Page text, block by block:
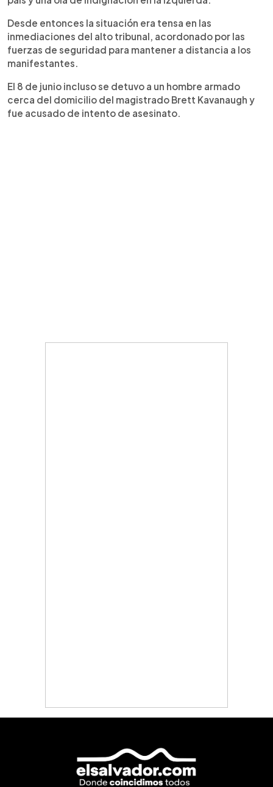
Desde entonces la situación era tensa en las
inmediaciones del alto tribunal, acordonado por las
fuerzas de seguridad para mantener a distancia a los
manifestantes.
El 8 de junio incluso se detuvo a un hombre armado
cerca del domicilio del magistrado Brett Kavanaugh y
fue acusado de intento de asesinato.